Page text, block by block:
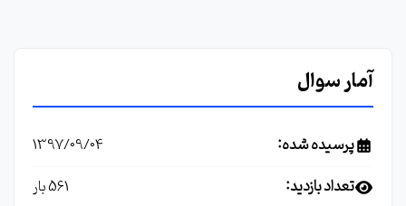
آمار سوال
پرسیده شده: 1397/09/04
تعداد بازدید: 561 بار